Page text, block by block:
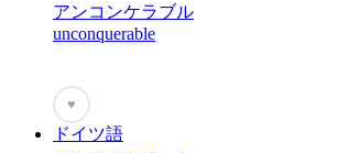
アンコンケラブル
unconquerable
♥
ドイツ語